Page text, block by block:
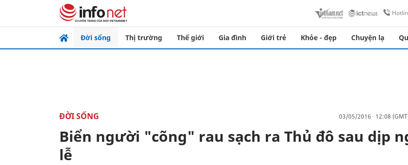
Đời sống Thị trường Thế giới Gia đình Giới trẻ Khỏe - đẹp Chuyện lạ
ĐỜI SỐNG 03/05/2016 12:08
Biển người "cõng" rau sạch ra Thủ đô sau dịp
lễ